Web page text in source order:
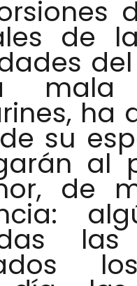
de
ha
su
al
de